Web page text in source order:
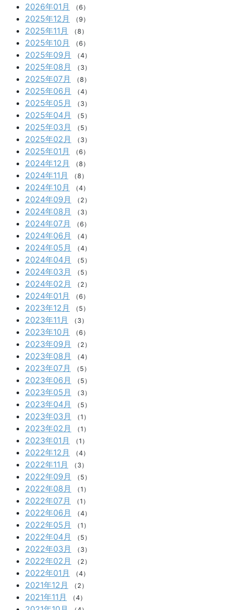
2026年01月 （6）
2025年12月 （9）
2025年11月 （8）
2025年10月 （6）
2025年09月 （4）
2025年08月 （3）
2025年07月 （8）
2025年06月 （4）
2025年05月 （3）
2025年04月 （5）
2025年03月 （5）
2025年02月 （3）
2025年01月 （6）
2024年12月 （8）
2024年11月 （8）
2024年10月 （4）
2024年09月 （2）
2024年08月 （3）
2024年07月 （6）
2024年06月 （4）
2024年05月 （4）
2024年04月 （5）
2024年03月 （5）
2024年02月 （2）
2024年01月 （6）
2023年12月 （5）
2023年11月 （3）
2023年10月 （6）
2023年09月 （2）
2023年08月 （4）
2023年07月 （5）
2023年06月 （5）
2023年05月 （3）
2023年04月 （5）
2023年03月 （1）
2023年02月 （1）
2023年01月 （1）
2022年12月 （4）
2022年11月 （3）
2022年09月 （5）
2022年08月 （1）
2022年07月 （1）
2022年06月 （4）
2022年05月 （1）
2022年04月 （5）
2022年03月 （3）
2022年02月 （2）
2022年01月 （4）
2021年12月 （2）
2021年11月 （4）